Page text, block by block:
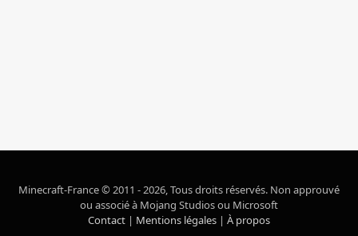
Minecraft-France © 2011 - 2026, Tous droits réservés. Non approuvé
ou associé à Mojang Studios ou Microsoft
Contact | Mentions légales | À propos